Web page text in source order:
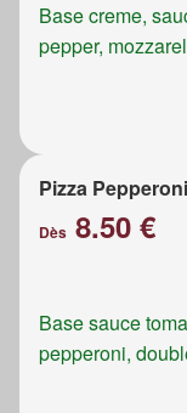
Base creme,
pepper,
Pizza Pepperoni
Dès 8.50 €
Base sauce
pepperoni,